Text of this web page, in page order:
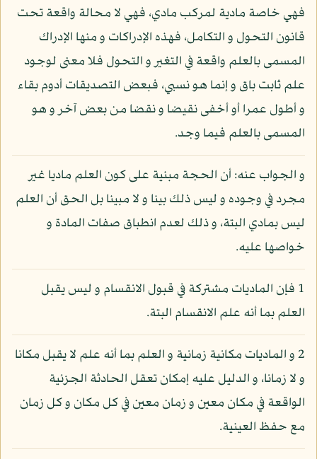
فهي خاصة مادية لمركب مادي، فهي لا محالة واقعة تحت
قانون التحول و التكامل، فهذه الإدراكات و منها الإدراك
المسمى بالعلم واقعة في التغير و التحول فلا معنى لوجود
علم ثابت باق و إنما هو نسبي، فبعض التصديقات أدوم بقاء
و أطول عمرا أو أخفى نقيضا و نقضا من بعض آخر و هو
المسمى بالعلم فيما وجد.
و الجواب عنه: أن الحجة مبنية على كون العلم ماديا غير
مجرد في وجوده و ليس ذلك بينا و لا مبينا بل الحق أن العلم
ليس بمادي البتة، و ذلك لعدم انطباق صفات المادة و
خواصها عليه.
1 فإن الماديات مشتركة في قبول الانقسام و ليس يقبل
العلم بما أنه علم الانقسام البتة.
2 و الماديات مكانية زمانية و العلم بما أنه علم لا يقبل مكانا
و لا زمانا، و الدليل عليه إمكان تعقل الحادثة الجزئية
الواقعة في مكان معين و زمان معين في كل مكان و كل زمان
مع حفظ العينية.